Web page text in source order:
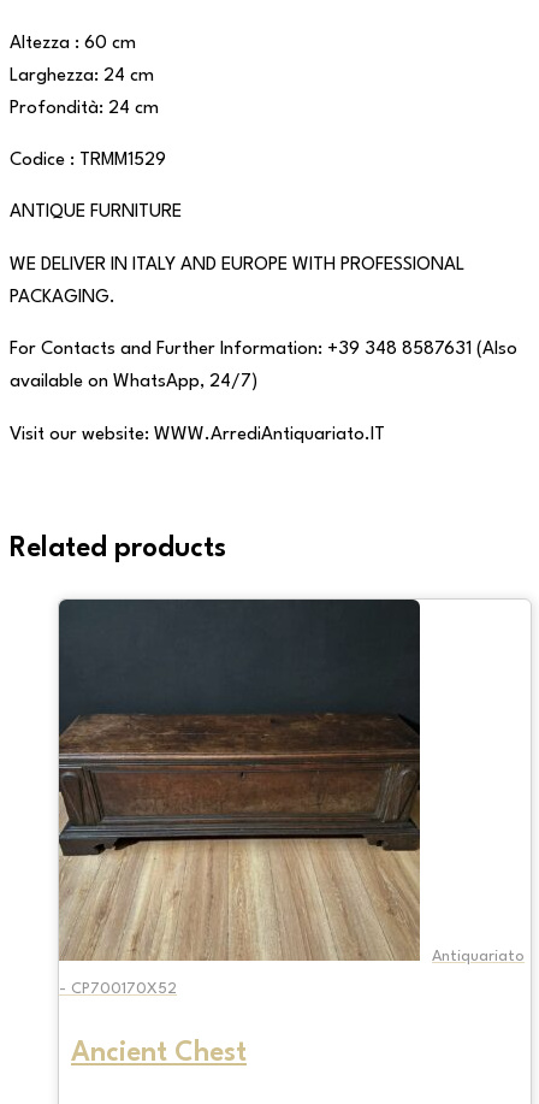
Altezza : 60 cm
Larghezza: 24 cm
Profondità: 24 cm
Codice : TRMM1529
ANTIQUE FURNITURE
WE DELIVER IN ITALY AND EUROPE WITH PROFESSIONAL
PACKAGING.
For Contacts and Further Information: +39 348 8587631 (Also
available on WhatsApp, 24/7)
Visit our website: WWW.ArrediAntiquariato.IT
Related products
Antiquariato
- CP700170X52
Ancient Chest